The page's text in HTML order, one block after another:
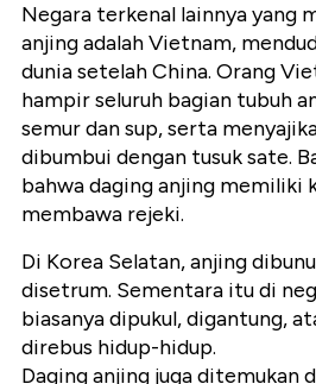
Negara terkenal lainnya yang
anjing adalah Vietnam,
dunia setelah China. Orang
hampir seluruh bagian tubuh
semur dan sup, serta
dibumbui dengan tusuk sate.
bahwa daging anjing memiliki
membawa rejeki.
Di Korea Selatan, anjing
disetrum. Sementara itu di
biasanya dipukul, digantung,
direbus hidup-hidup.
Daging anjing juga ditemukan